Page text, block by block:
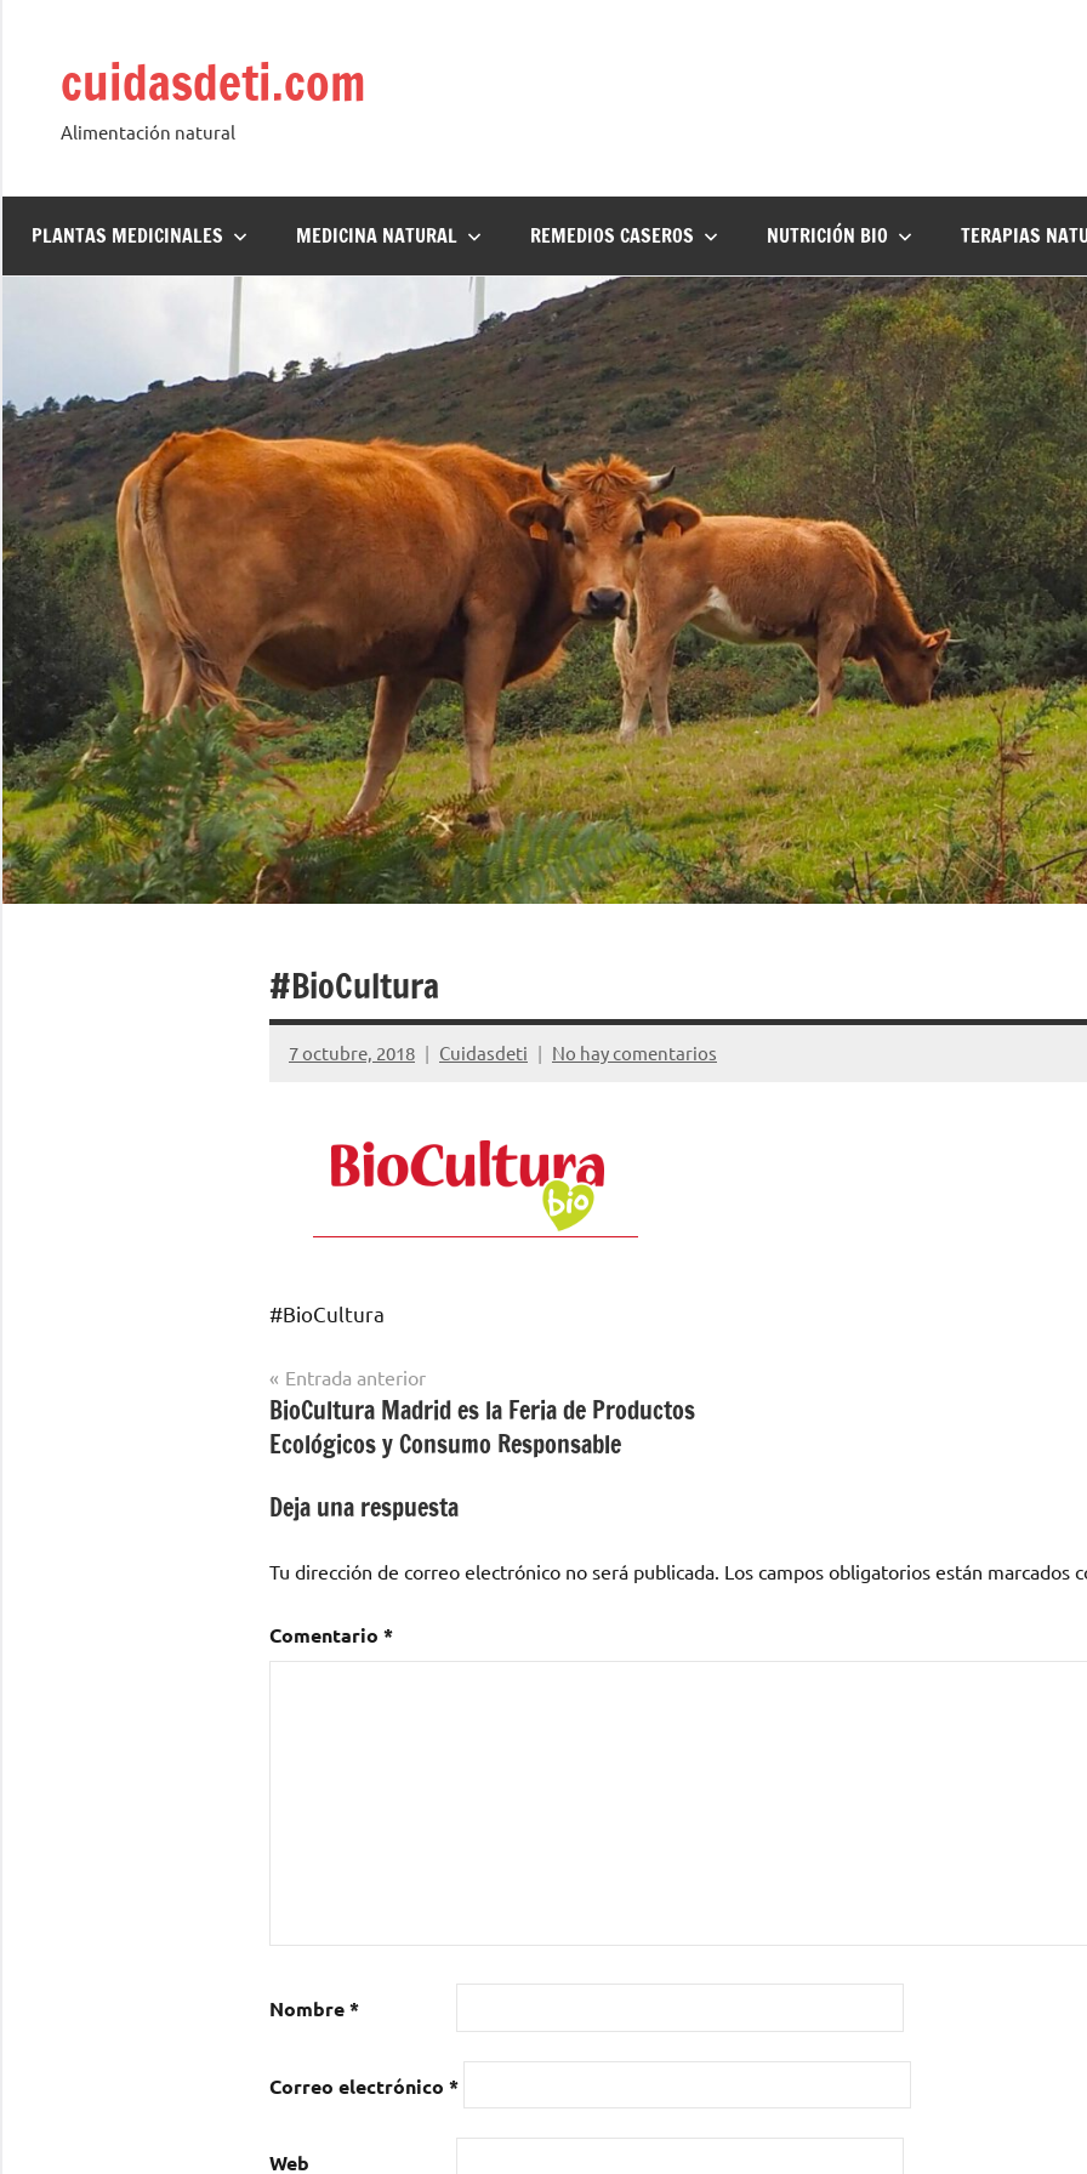
contenidocuidasdeti.com
Alimentación natural
PLANTAS MEDICINALES MEDICINA NATURAL REMEDIOS CASEROS NUTRICIÓN BIO TERAPIAS
#BioCultura
7 octubre, 2018 Cuidasdeti No hay comentarios
#BioCultura
Navegación
de
entradas
Entrada anterior
BioCultura Madrid es la Feria de Productos
Ecológicos y Consumo Responsable
Deja una respuesta
Tu dirección de correo electrónico no será publicada. Los campos obligatorios están marcados
Comentario *
Nombre*
Correo electrónico *
Web